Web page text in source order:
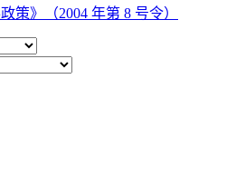
策》（2004 年第 8 号令）